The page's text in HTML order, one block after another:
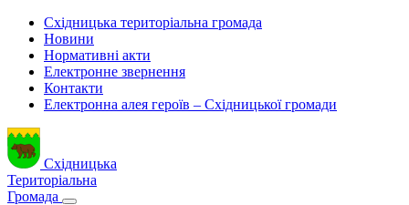
Східницька територіальна громада
Новини
Нормативні акти
Електронне звернення
Контакти
Електронна алея героїв – Східницької громади
Східницька
Територіальна
Громада